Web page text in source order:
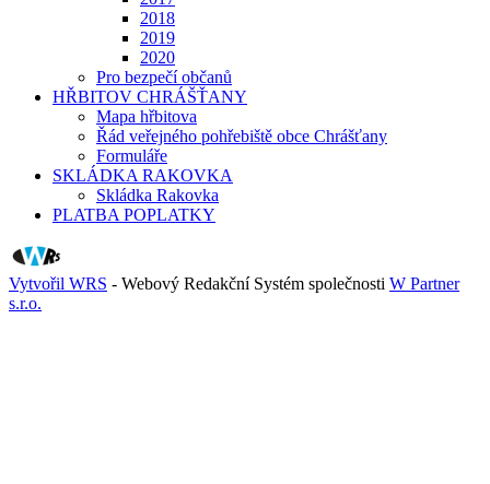
2018
2019
2020
Pro bezpečí občanů
HŘBITOV CHRÁŠŤANY
Mapa hřbitova
Řád veřejného pohřebiště obce Chrášťany
Formuláře
SKLÁDKA RAKOVKA
Skládka Rakovka
PLATBA POPLATKY
Vytvořil WRS - Webový Redakční Systém společnosti W Partner
s.r.o.